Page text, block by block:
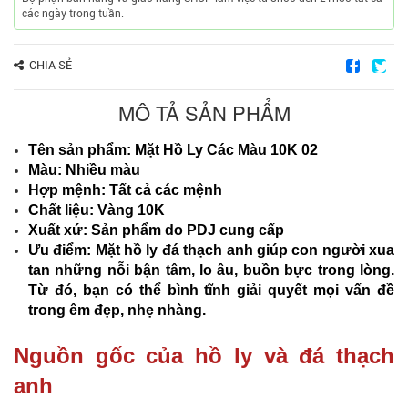
các ngày trong tuần.
CHIA SẺ
MÔ TẢ SẢN PHẨM
Tên sản phẩm: Mặt Hồ Ly Các Màu 10K 02
Màu: Nhiều màu
Hợp mệnh: Tất cả các mệnh
Chất liệu: Vàng 10K
Xuất xứ: Sản phẩm do PDJ cung cấp
Ưu điểm: Mặt hồ ly đá thạch anh giúp con người xua
tan những nỗi bận tâm, lo âu, buồn bực trong lòng.
Từ đó, bạn có thể bình tĩnh giải quyết mọi vấn đề
trong êm đẹp, nhẹ nhàng.
Nguồn gốc của hồ ly và đá thạch
anh